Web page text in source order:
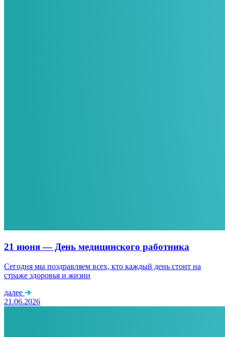
21 июня — День медицинского работника
Сегодня мы поздравляем всех, кто каждый день стоит на
страже здоровья и жизни
далее
21.06.2026